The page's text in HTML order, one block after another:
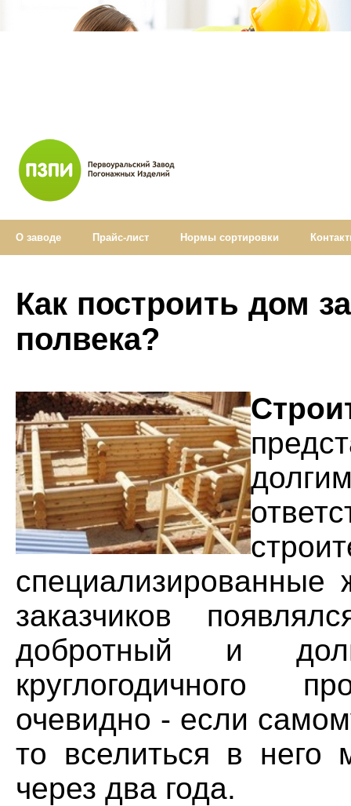
О заводе Прайс-лист Нормы cортировки
Как построить дом
полвека?
заказчиков
добротный и
круглогодичного
очевидно - если
то вселиться в него
через два года.